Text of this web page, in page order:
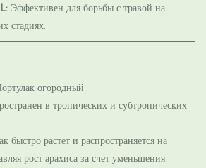
Эффективен для борьбы с травой на
стадиях.
огородный
в тропических и субтропических
быстро растет и распространяется на
рост арахиса за счет уменьшения